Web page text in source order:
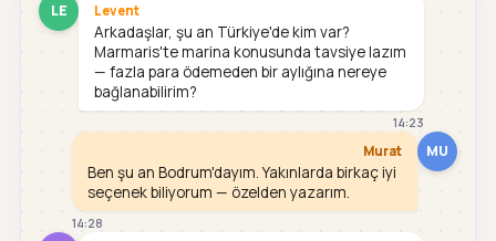
LE Levent
Arkadaşlar, şu an Türkiye'de kim var?
Marmaris'te marina konusunda tavsiye lazım
— fazla para ödemeden bir aylığına nereye
bağlanabilirim?
14:23
MU
Murat
Ben şu an Bodrum'dayım. Yakınlarda birkaç iyi
seçenek biliyorum — özelden yazarım.
14:28